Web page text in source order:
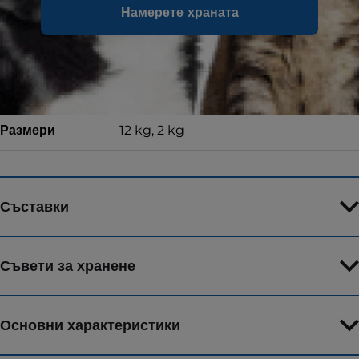
Намерете храната
Форма на храната Суха храна
Размери 12 kg, 2 kg
Съставки
Съвети за хранене
Основни характеристики